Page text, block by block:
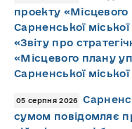
проекту
Сарненської
«Звіту про
«Місцевого плану
Сарненської
05 серпня 2026
сумом повідомляє